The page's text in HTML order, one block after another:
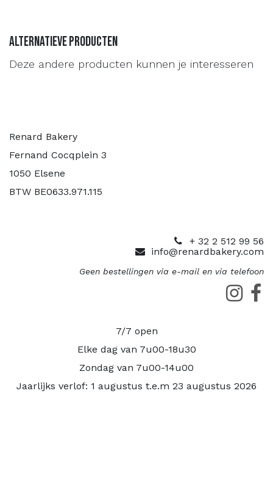
Alternatieve producten
Deze andere producten kunnen je interesseren
Renard Bakery
Fernand Cocqplein 3
1050 Elsene
BTW BE0633.971.115
+ 32 2 512 99 56
info@renardbakery.com
Geen bestellingen via e-mail en via telefoon
7/7 open
Elke dag van 7u00-18u30
Zondag van 7u00-14u00
Jaarlijks verlof: 1 augustus t.e.m 23 augustus 2026